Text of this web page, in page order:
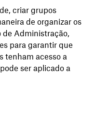
criar grupos
de organizar os
de Administração,
para garantir que
tenham acesso a
ser aplicado a